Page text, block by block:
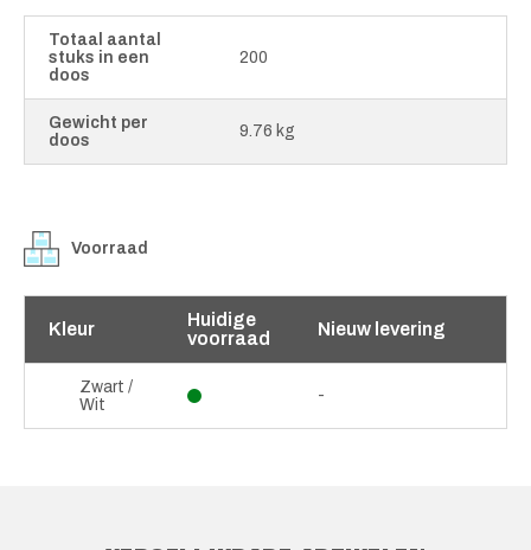
Totaal aantal
stuks in een
doos
200
Gewicht per
doos
9.76 kg
Voorraad
Kleur
Huidige
voorraad
Nieuw levering
Zwart /
Wit
-